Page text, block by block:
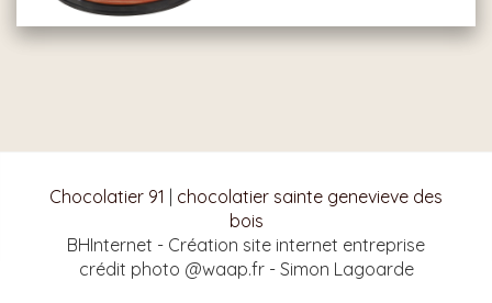
Chocolatier 91
chocolatier sainte genevieve des
bois
BHInternet - Création site internet entreprise
crédit photo @waap.fr - Simon Lagoarde